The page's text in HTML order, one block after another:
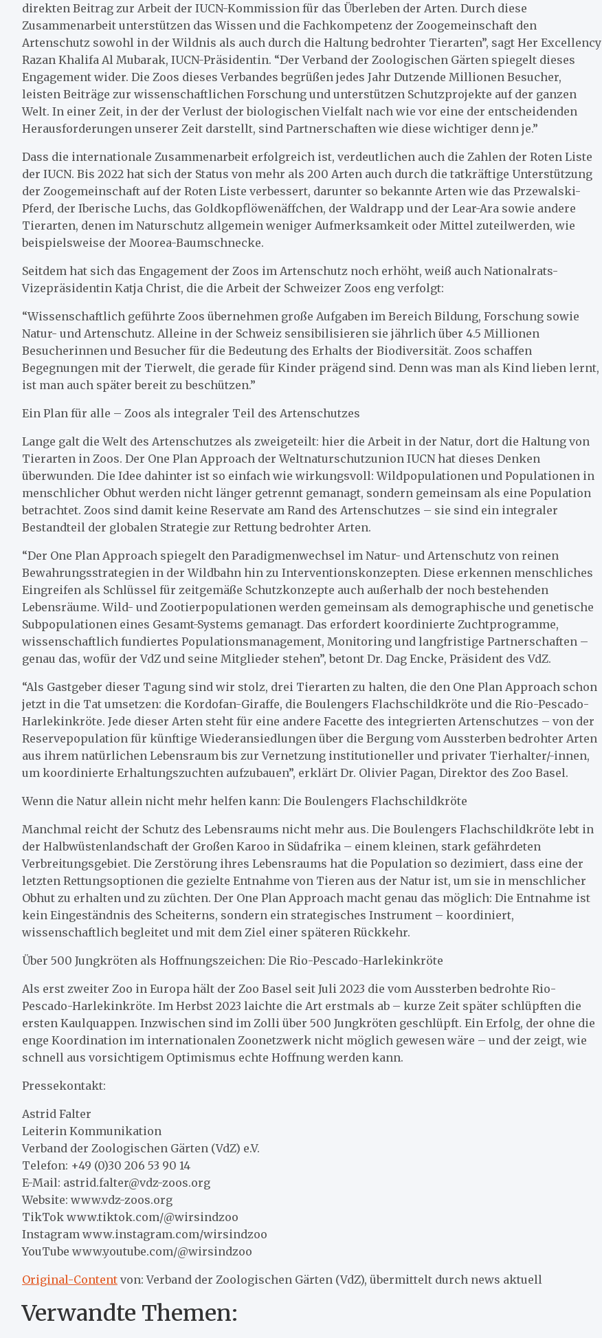
direkten Beitrag zur Arbeit der IUCN-Kommission für das Überleben der Arten. Durch diese
Zusammenarbeit unterstützen das Wissen und die Fachkompetenz der Zoogemeinschaft den
Artenschutz sowohl in der Wildnis als auch durch die Haltung bedrohter Tierarten”, sagt Her Excellency
Razan Khalifa Al Mubarak, IUCN-Präsidentin. “Der Verband der Zoologischen Gärten spiegelt dieses
Engagement wider. Die Zoos dieses Verbandes begrüßen jedes Jahr Dutzende Millionen Besucher,
leisten Beiträge zur wissenschaftlichen Forschung und unterstützen Schutzprojekte auf der ganzen
Welt. In einer Zeit, in der der Verlust der biologischen Vielfalt nach wie vor eine der entscheidenden
Herausforderungen unserer Zeit darstellt, sind Partnerschaften wie diese wichtiger denn je.”
Dass die internationale Zusammenarbeit erfolgreich ist, verdeutlichen auch die Zahlen der Roten Liste
der IUCN. Bis 2022 hat sich der Status von mehr als 200 Arten auch durch die tatkräftige Unterstützung
der Zoogemeinschaft auf der Roten Liste verbessert, darunter so bekannte Arten wie das Przewalski-
Pferd, der Iberische Luchs, das Goldkopflöwenäffchen, der Waldrapp und der Lear-Ara sowie andere
Tierarten, denen im Naturschutz allgemein weniger Aufmerksamkeit oder Mittel zuteilwerden, wie
beispielsweise der Moorea-Baumschnecke.
Seitdem hat sich das Engagement der Zoos im Artenschutz noch erhöht, weiß auch Nationalrats-
Vizepräsidentin Katja Christ, die die Arbeit der Schweizer Zoos eng verfolgt:
“Wissenschaftlich geführte Zoos übernehmen große Aufgaben im Bereich Bildung, Forschung sowie
Natur- und Artenschutz. Alleine in der Schweiz sensibilisieren sie jährlich über 4.5 Millionen
Besucherinnen und Besucher für die Bedeutung des Erhalts der Biodiversität. Zoos schaffen
Begegnungen mit der Tierwelt, die gerade für Kinder prägend sind. Denn was man als Kind lieben lernt,
ist man auch später bereit zu beschützen.”
Ein Plan für alle – Zoos als integraler Teil des Artenschutzes
Lange galt die Welt des Artenschutzes als zweigeteilt: hier die Arbeit in der Natur, dort die Haltung von
Tierarten in Zoos. Der One Plan Approach der Weltnaturschutzunion IUCN hat dieses Denken
überwunden. Die Idee dahinter ist so einfach wie wirkungsvoll: Wildpopulationen und Populationen in
menschlicher Obhut werden nicht länger getrennt gemanagt, sondern gemeinsam als eine Population
betrachtet. Zoos sind damit keine Reservate am Rand des Artenschutzes – sie sind ein integraler
Bestandteil der globalen Strategie zur Rettung bedrohter Arten.
“Der One Plan Approach spiegelt den Paradigmenwechsel im Natur- und Artenschutz von reinen
Bewahrungsstrategien in der Wildbahn hin zu Interventionskonzepten. Diese erkennen menschliches
Eingreifen als Schlüssel für zeitgemäße Schutzkonzepte auch außerhalb der noch bestehenden
Lebensräume. Wild- und Zootierpopulationen werden gemeinsam als demographische und genetische
Subpopulationen eines Gesamt-Systems gemanagt. Das erfordert koordinierte Zuchtprogramme,
wissenschaftlich fundiertes Populationsmanagement, Monitoring und langfristige Partnerschaften –
genau das, wofür der VdZ und seine Mitglieder stehen”, betont Dr. Dag Encke, Präsident des VdZ.
“Als Gastgeber dieser Tagung sind wir stolz, drei Tierarten zu halten, die den One Plan Approach schon
jetzt in die Tat umsetzen: die Kordofan-Giraffe, die Boulengers Flachschildkröte und die Rio-Pescado-
Harlekinkröte. Jede dieser Arten steht für eine andere Facette des integrierten Artenschutzes – von der
Reservepopulation für künftige Wiederansiedlungen über die Bergung vom Aussterben bedrohter Arten
aus ihrem natürlichen Lebensraum bis zur Vernetzung institutioneller und privater Tierhalter/-innen,
um koordinierte Erhaltungszuchten aufzubauen”, erklärt Dr. Olivier Pagan, Direktor des Zoo Basel.
Wenn die Natur allein nicht mehr helfen kann: Die Boulengers Flachschildkröte
Manchmal reicht der Schutz des Lebensraums nicht mehr aus. Die Boulengers Flachschildkröte lebt in
der Halbwüstenlandschaft der Großen Karoo in Südafrika – einem kleinen, stark gefährdeten
Verbreitungsgebiet. Die Zerstörung ihres Lebensraums hat die Population so dezimiert, dass eine der
letzten Rettungsoptionen die gezielte Entnahme von Tieren aus der Natur ist, um sie in menschlicher
Obhut zu erhalten und zu züchten. Der One Plan Approach macht genau das möglich: Die Entnahme ist
kein Eingeständnis des Scheiterns, sondern ein strategisches Instrument – koordiniert,
wissenschaftlich begleitet und mit dem Ziel einer späteren Rückkehr.
Über 500 Jungkröten als Hoffnungszeichen: Die Rio-Pescado-Harlekinkröte
Als erst zweiter Zoo in Europa hält der Zoo Basel seit Juli 2023 die vom Aussterben bedrohte Rio-
Pescado-Harlekinkröte. Im Herbst 2023 laichte die Art erstmals ab – kurze Zeit später schlüpften die
ersten Kaulquappen. Inzwischen sind im Zolli über 500 Jungkröten geschlüpft. Ein Erfolg, der ohne die
enge Koordination im internationalen Zoonetzwerk nicht möglich gewesen wäre – und der zeigt, wie
schnell aus vorsichtigem Optimismus echte Hoffnung werden kann.
Pressekontakt:
Astrid Falter
Leiterin Kommunikation
Verband der Zoologischen Gärten (VdZ) e.V.
Telefon: +49 (0)30 206 53 90 14
E-Mail: astrid.falter@vdz-zoos.org
Website: www.vdz-zoos.org
TikTok www.tiktok.com/@wirsindzoo
Instagram www.instagram.com/wirsindzoo
YouTube www.youtube.com/@wirsindzoo
Original-Content von: Verband der Zoologischen Gärten (VdZ), übermittelt durch news aktuell
Verwandte Themen: